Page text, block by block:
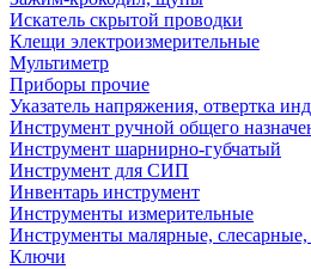
Искатель скрытой проводки
Клещи электроизмерительные
Мультиметр
Приборы прочие
Указатель напряжения, отвертка
Инструмент ручной общего
Инструмент шарнирно-губчатый
Инструмент для СИП
Инвентарь инструмент
Инструменты измерительные
Инструменты малярные, слесарные,
Ключи